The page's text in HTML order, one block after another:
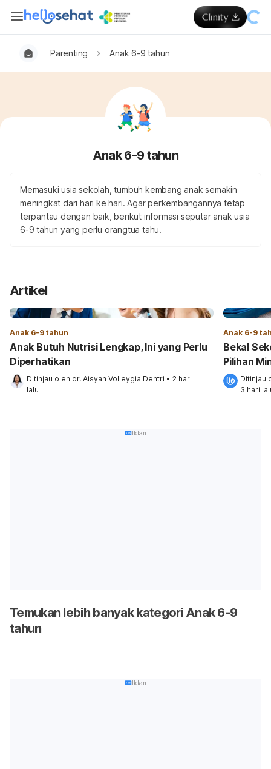
Parenting Anak 6-9 tahun
Anak 6-9 tahun
Memasuki usia sekolah, tumbuh kembang anak semakin
meningkat dari hari ke hari. Agar perkembangannya tetap
terpantau dengan baik, berikut informasi seputar anak usia
6-9 tahun yang perlu orangtua tahu.
Artikel
Anak 6-9 tahun
Anak Butuh Nutrisi Lengkap, Ini yang Perlu
Diperhatikan
Ditinjau oleh dr. Aisyah Volleygia Dentri • 2 hari
lalu
Anak 6-9
Bekal
Pilihan
Ditinjau
3 hari
Iklan
Temukan lebih banyak kategori Anak 6-9
tahun
Iklan